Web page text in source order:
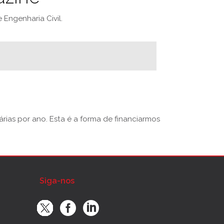
Civil.
por ano. Esta é a forma de financiarmos
Siga-nos